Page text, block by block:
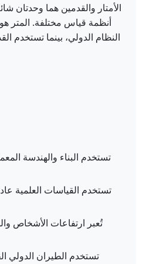
الأمتار والقدمين هما وحدتان
أنظمة قياس مختلفة. المتر
النظام الدولي، بينما تستخدم
تستخدم البناء والهندسة
تستخدم القياسات العلمية
تُعبر ارتفاعات الأشخاص
تستخدم الطيران الدولي